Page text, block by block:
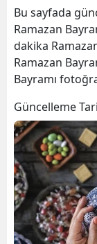
Bu sayfada
Ramazan
dakika
Ramazan
Bayramı
Güncelleme